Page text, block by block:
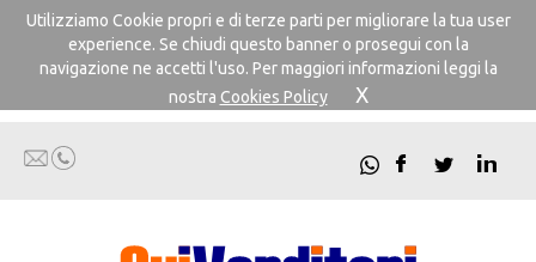
Utilizziamo Cookie propri e di terze parti per migliorare la tua user
experience. Se chiudi questo banner o prosegui con la
navigazione ne accetti l'uso. Per maggiori informazioni leggi la
nostra Cookies Policy X